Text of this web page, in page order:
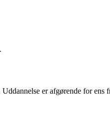
er afgørende for ens